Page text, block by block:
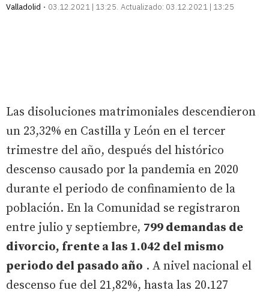
Valladolid
03.12.2021 | 13:25 Actualizado: 03.12.2021 | 13:25
Las disoluciones matrimoniales descendieron
un 23,32% en Castilla y León en el tercer
trimestre del año, después del histórico
descenso causado por la pandemia en 2020
durante el periodo de confinamiento de la
población. En la Comunidad se registraron
entre julio y septiembre, 799 demandas de
divorcio, frente a las 1.042 del mismo
periodo del pasado año . A nivel nacional el
descenso fue del 21,82%, hasta las 20.127